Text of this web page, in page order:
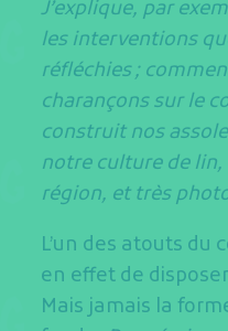
J’explique, par
les interventions
réfléchies ;
charançons sur le
construit nos
notre culture de
région, et très
L’un des atouts du
en effet de
Mais jamais la